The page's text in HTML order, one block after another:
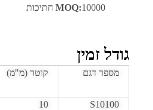
MOQ:10000 חתיכות
גודל זמין
מספר דגם קוטר (מ"מ)
S10100